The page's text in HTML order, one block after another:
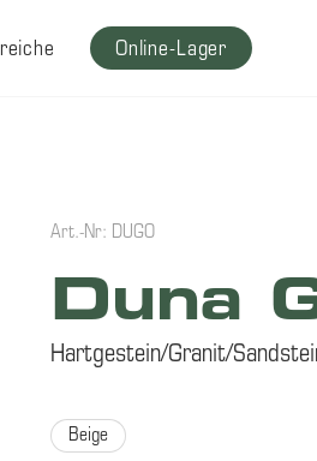
Online-Lager
Art.-Nr: DUGO
Duna
Hartgestein/Granit/
Beige